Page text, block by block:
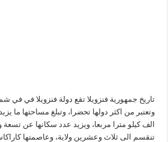
تاريخ جمهورية فنزويلا تقع دولة فنزويلا في في
وتعتبر من اكثر دولها تحضرا، وتبلغ مساحتها
الف كيلو مترا مربعا، ويزيد عدد سكانها عن
تنقسم الى ثلاث وعشرين ولاية، وعاصمتها كاراكاس